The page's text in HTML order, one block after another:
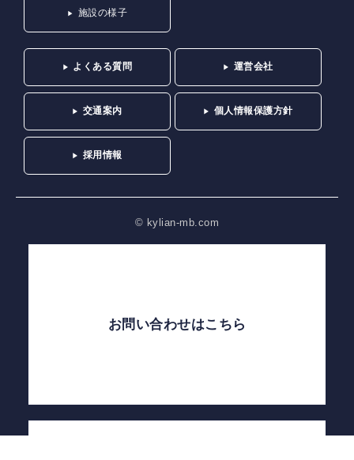
施設の様子
よくある質問 運営会社
交通案内 個人情報保護方針
採用情報
© kylian-mb.com
お問い合わせはこちら